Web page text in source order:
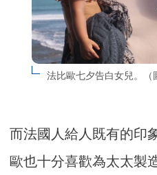
法比歐七夕告白女兒。（
而法國人給人既有的印
歐也十分喜歡為太太製